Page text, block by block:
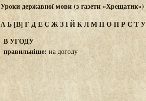
Уроки державної мови (з газети «Хрещатик»)
АБ[В] Г ДЕЄ ЖЗІЙКЛМНОПРСТУ
В УГОДУ
правильніше: на догоду